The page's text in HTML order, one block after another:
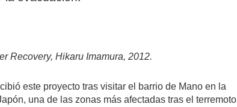
Recovery, Hikaru Imamura, 2012.
este proyecto tras visitar el barrio de Mano en la
una de las zonas más afectadas tras el terremoto